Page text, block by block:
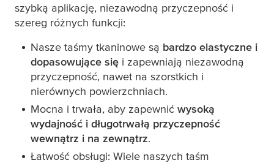
szybką aplikację, niezawodną przyczepność i
szereg różnych funkcji:
Nasze taśmy tkaninowe są bardzo elastyczne i
dopasowujące się i zapewniają niezawodną
przyczepność, nawet na szorstkich i
nierównych powierzchniach.
Mocna i trwała, aby zapewnić wysoką
wydajność i długotrwałą przyczepność
wewnątrz i na zewnątrz.
Łatwość obsługi: Wiele naszych taśm